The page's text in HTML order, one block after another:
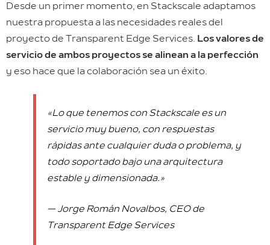
Desde un primer momento, en Stackscale adaptamos
nuestra propuesta a las necesidades reales del
proyecto de Transparent Edge Services. Los valores de
servicio de ambos proyectos se alinean a la perfección
y eso hace que la colaboración sea un éxito.
«Lo que tenemos con Stackscale es un
servicio muy bueno, con respuestas
rápidas ante cualquier duda o problema, y
todo soportado bajo una arquitectura
estable y dimensionada.»
— Jorge Román Novalbos, CEO de
Transparent Edge Services